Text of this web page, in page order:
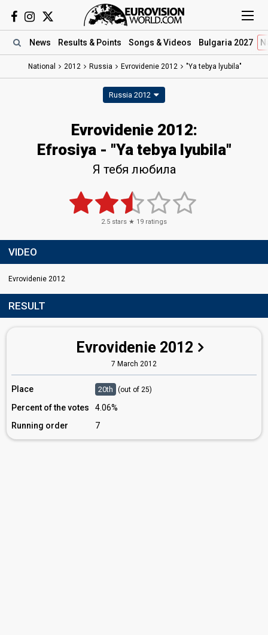
News Results & Points Songs & Videos Bulgaria 2027
National 2012 Russia Evrovidenie 2012 "Ya tebya lyubila"
Russia 2012
Evrovidenie 2012:
Efrosiya - "Ya tebya lyubila"
Я тебя любила
2.5 stars ★ 19 ratings
VIDEO
Evrovidenie 2012
RESULT
Evrovidenie 2012
7 March 2012
Place 20th (out of 25)
Percent of the votes
4.06%
Running order
7